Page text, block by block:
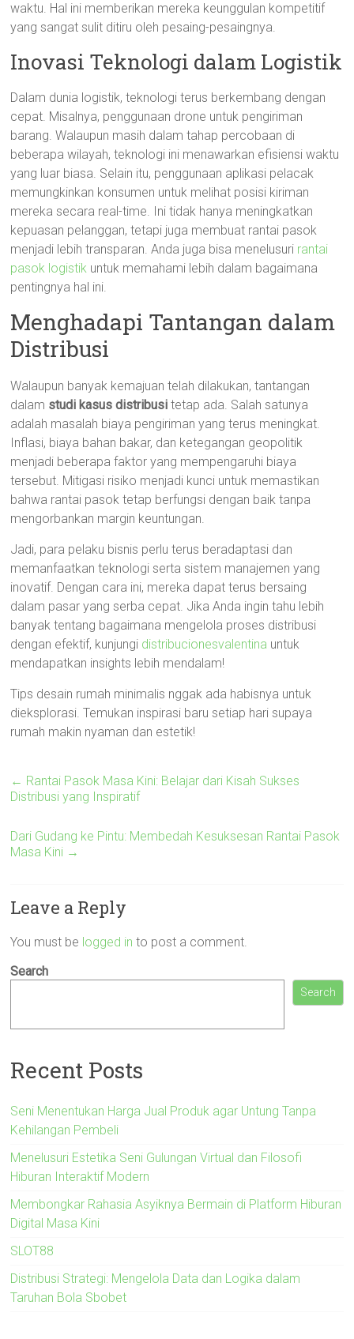
waktu. Hal ini memberikan mereka keunggulan kompetitif
yang sangat sulit ditiru oleh pesaing-pesaingnya.
Inovasi Teknologi dalam Logistik
Dalam dunia logistik, teknologi terus berkembang dengan
cepat. Misalnya, penggunaan drone untuk pengiriman
barang. Walaupun masih dalam tahap percobaan di
beberapa wilayah, teknologi ini menawarkan efisiensi waktu
yang luar biasa. Selain itu, penggunaan aplikasi pelacak
memungkinkan konsumen untuk melihat posisi kiriman
mereka secara real-time. Ini tidak hanya meningkatkan
kepuasan pelanggan, tetapi juga membuat rantai pasok
menjadi lebih transparan. Anda juga bisa menelusuri rantai
pasok logistik untuk memahami lebih dalam bagaimana
pentingnya hal ini.
Menghadapi Tantangan dalam
Distribusi
Walaupun banyak kemajuan telah dilakukan, tantangan
dalam studi kasus distribusi tetap ada. Salah satunya
adalah masalah biaya pengiriman yang terus meningkat.
Inflasi, biaya bahan bakar, dan ketegangan geopolitik
menjadi beberapa faktor yang mempengaruhi biaya
tersebut. Mitigasi risiko menjadi kunci untuk memastikan
bahwa rantai pasok tetap berfungsi dengan baik tanpa
mengorbankan margin keuntungan.
Jadi, para pelaku bisnis perlu terus beradaptasi dan
memanfaatkan teknologi serta sistem manajemen yang
inovatif. Dengan cara ini, mereka dapat terus bersaing
dalam pasar yang serba cepat. Jika Anda ingin tahu lebih
banyak tentang bagaimana mengelola proses distribusi
dengan efektif, kunjungi distribucionesvalentina untuk
mendapatkan insights lebih mendalam!
Tips desain rumah minimalis nggak ada habisnya untuk
dieksplorasi. Temukan inspirasi baru setiap hari supaya
rumah makin nyaman dan estetik!
← Rantai Pasok Masa Kini: Belajar dari Kisah Sukses
Distribusi yang Inspiratif
Dari Gudang ke Pintu: Membedah Kesuksesan Rantai Pasok
Masa Kini →
Leave a Reply
You must be logged in to post a comment.
Search
Search
Recent Posts
Seni Menentukan Harga Jual Produk agar Untung Tanpa
Kehilangan Pembeli
Menelusuri Estetika Seni Gulungan Virtual dan Filosofi
Hiburan Interaktif Modern
Membongkar Rahasia Asyiknya Bermain di Platform Hiburan
Digital Masa Kini
SLOT88
Distribusi Strategi: Mengelola Data dan Logika dalam
Taruhan Bola Sbobet